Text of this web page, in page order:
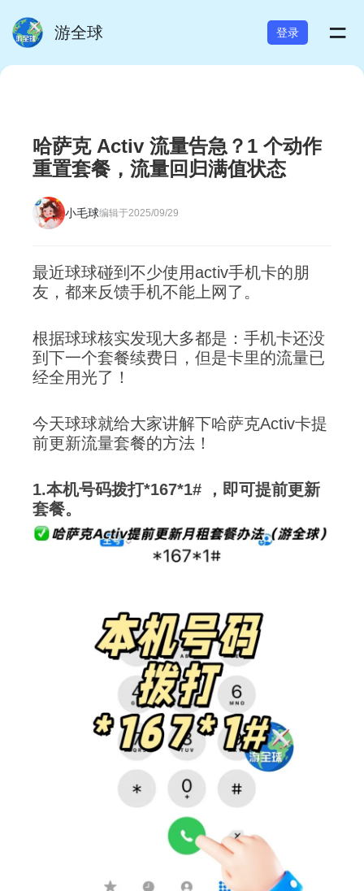
游全球 登录 =
哈萨克 Activ 流量告急？1 个动作
重置套餐，流量回归满值状态
小毛球编辑于2025/09/29
最近球球碰到不少使用activ手机卡的朋
友，都来反馈手机不能上网了。
根据球球核实发现大多都是：手机卡还没
到下一个套餐续费日，但是卡里的流量已
经全用光了！
今天球球就给大家讲解下哈萨克Activ卡提
前更新流量套餐的方法！
1.本机号码拨打*167*1# ，即可提前更新
套餐。